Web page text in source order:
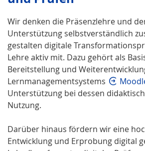
Wir denken die Präsenzlehre und
Unterstützung selbstverständlich
gestalten digitale
Lehre aktiv mit. Dazu gehört als
Bereitstellung und
Lernmanagementsystems
Unterstützung bei dessen
Nutzung.
Darüber hinaus fördern wir eine
Entwicklung und Erprobung digital